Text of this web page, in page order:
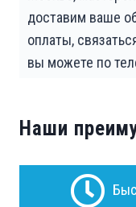
доставим ваше
оплаты,
вы можете по
Наши